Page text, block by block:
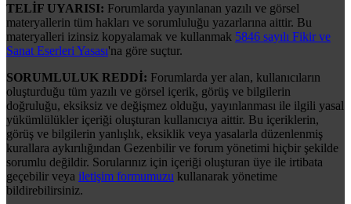
TELİF UYARISI: Forumlarda yayınlanan yazılı ve görsel
materyallerin tüm hakları ve sorumluluğu yazarlarına aittir. Bu
materyalleri izinsiz kopyalamak ve kullanmak 5846 sayılı Fikir ve
Sanat Eserleri Yasası'na göre suçtur.
SORUMLULUK REDDİ: Forumlarda yer alan, kullanıcıların
oluşturduğu tüm yazılı ve görsel içerik, görüş ve bilgilerin
doğruluğu, eksiksiz ve değişmez olduğu, yayınlanması ile ilgili yasal
yükümlülükler içeriği oluşturan kullanıcıya aittir. Bu içeriklerin,
görüş ve bilgilerin yanlışlık, eksiklik veya yasalarla düzenlenmiş
kurallara aykırılığından Gezenbilir ve forum yönetimi hiçbir şekilde
sorumlu değildir. Sorularınız için içeriği oluşturan üye ile irtibata
geçebilir veya iletişim formumuzu kullanarak yönetime
bildirebilirsiniz.